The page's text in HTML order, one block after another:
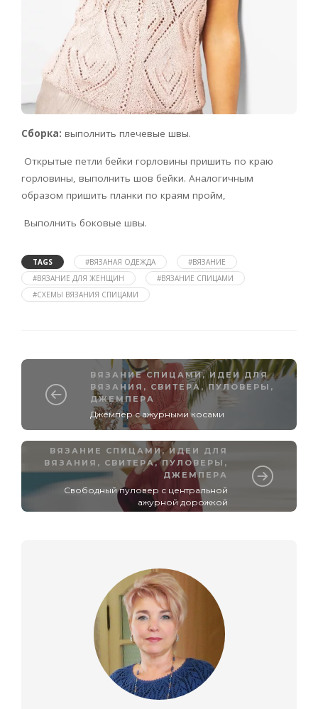
Сборка: выполнить плечевые швы.
Открытые петли бейки горловины пришить по краю
горловины, выполнить шов бейки. Аналогичным
образом пришить планки по краям пройм,
Выполнить боковые швы.
TAGS #ВЯЗАНАЯ ОДЕЖДА
#ВЯЗАНИЕ
#ВЯЗАНИЕ ДЛЯ ЖЕНЩИН
#ВЯЗАНИЕ СПИЦАМИ
#СХЕМЫ ВЯЗАНИЯ СПИЦАМИ
ВЯЗАНИЕ СПИЦАМИ,ИДЕИ ДЛЯ
ВЯЗАНИЯ , СВИТЕРА, ПУЛОВЕРЫ,
ДЖЕМПЕРА
Джемпер с ажурными косами
ВЯЗАНИЕ СПИЦАМИ,ИДЕИ ДЛЯ
ВЯЗАНИЯ , СВИТЕРА, ПУЛОВЕРЫ,
ДЖЕМПЕРА
Свободный пуловер с центральной
ажурной дорожкой